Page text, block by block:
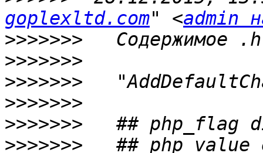
goplexltd.com" <admin
>>>>>>>
>>>>>>>
>>>>>>>
>>>>>>>
>>>>>>>
>>>>>>>